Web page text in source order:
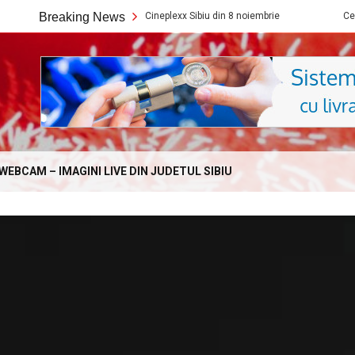
Breaking News
Ce filme noi vedem la Cineplexx Sibiu din 8 noiembrie Ce filme noi
– IMAGINI LIVE DIN JUDETUL SIBIU